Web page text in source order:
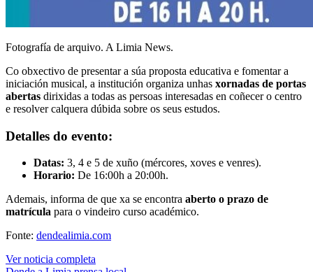
Fotografía de arquivo. A Limia News.
Co obxectivo de presentar a súa proposta educativa e fomentar a
iniciación musical, a institución organiza unhas xornadas de portas
abertas dirixidas a todas as persoas interesadas en coñecer o centro
e resolver calquera dúbida sobre os seus estudos.
Detalles do evento:
Datas: 3, 4 e 5 de xuño (mércores, xoves e venres).
Horario: De 16:00h a 20:00h.
Ademais, informa de que xa se encontra aberto o prazo de
matrícula para o vindeiro curso académico.
Fonte: dendealimia.com
Ver noticia completa